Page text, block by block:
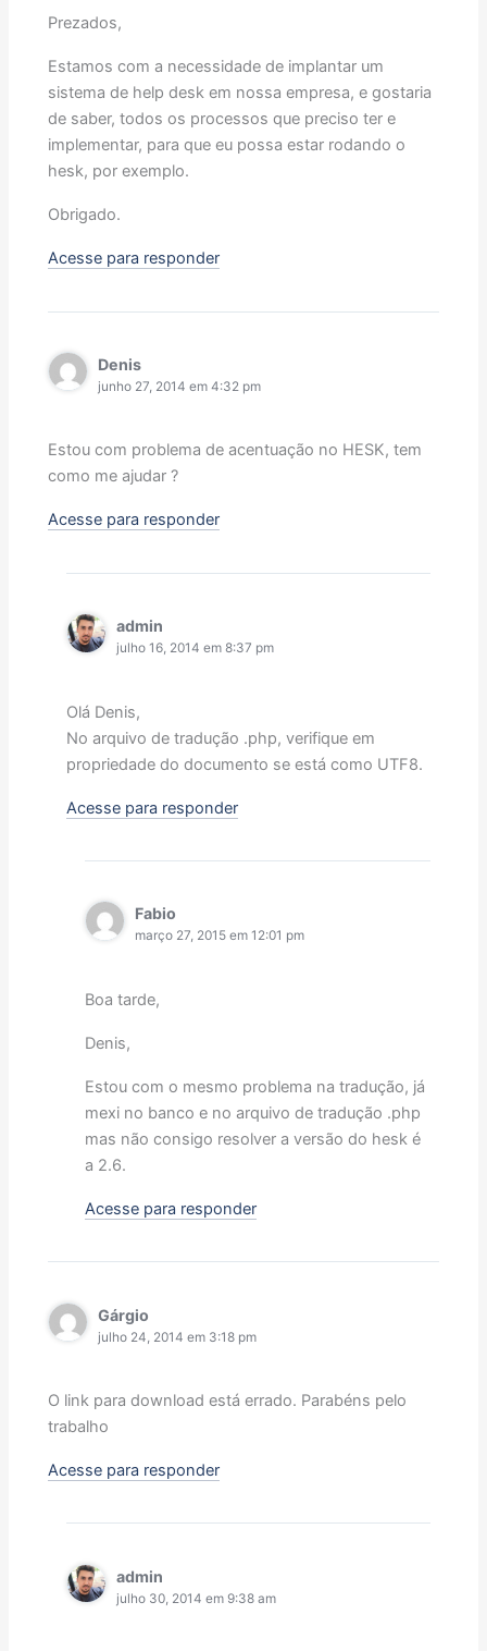
Prezados,
Estamos com a necessidade de implantar um
sistema de help desk em nossa empresa, e gostaria
de saber, todos os processos que preciso ter e
implementar, para que eu possa estar rodando o
hesk, por exemplo.
Obrigado.
Acesse para responder
Denis
junho 27, 2014 em 4:32 pm
Estou com problema de acentuação no HESK, tem
como me ajudar ?
Acesse para responder
admin
julho 16, 2014 em 8:37 pm
Olá Denis,
No arquivo de tradução .php, verifique em
propriedade do documento se está como UTF8.
Acesse para responder
Fabio
março 27, 2015 em 12:01 pm
Boa tarde,
Denis,
Estou com o mesmo problema na tradução, já
mexi no banco e no arquivo de tradução .php
mas não consigo resolver a versão do hesk é
a 2.6.
Acesse para responder
Gárgio
julho 24, 2014 em 3:18 pm
O link para download está errado. Parabéns pelo
trabalho
Acesse para responder
admin
julho 30, 2014 em 9:38 am